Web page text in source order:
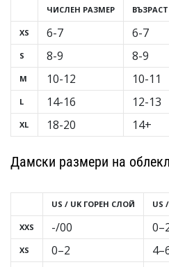
XS
S
M
L
XL
ЧИСЛЕН РАЗМЕР
6-7
8-9
10-12
14-16
18-20
6-7
8-9
10-11
12-13
14+
Дамски размери на
XXS
XS
US / UK ГОРЕН СЛОЙ
-/00
0–2
US